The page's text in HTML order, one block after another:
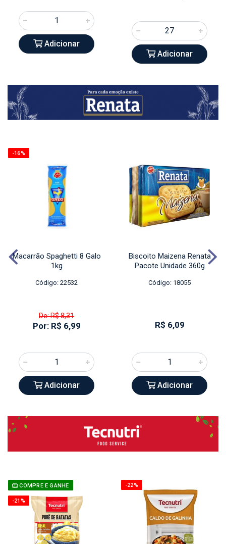
Adicionar
Adicionar
-16%
Macarrão Spaghetti 8 Galo
1kg
Código: 22532
De: R$ 8,31
Por: R$ 6,99
Adicionar
Biscoito Maizena Renata
Pacote Unidade 360g
Código: 18055
R$ 6,09
Adicionar
COMPRE E GANHE
-21%
-22%